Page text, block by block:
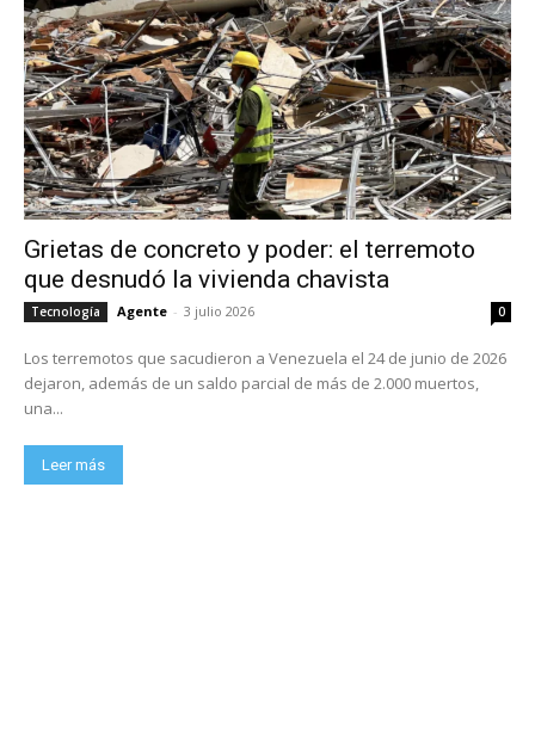
Grietas de concreto y poder: el terremoto
que desnudó la vivienda chavista
Tecnología Agente - 3 julio 2026 0
Los terremotos que sacudieron a Venezuela el 24 de junio de 2026
dejaron, además de un saldo parcial de más de 2.000 muertos,
una...
Leer más